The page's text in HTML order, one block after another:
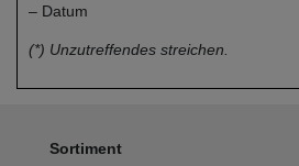
– Datum
(*) Unzutreffendes streichen.
Sortiment